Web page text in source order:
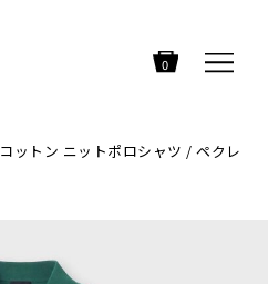
0
コットン ニットポロシャツ / ペクレ